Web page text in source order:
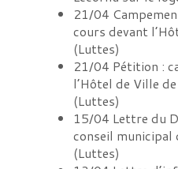
21/04
cours devant
(Luttes)
21/04 Pétition :
l’Hôtel de Ville
(Luttes)
15/04 Lettre du
conseil
(Luttes)